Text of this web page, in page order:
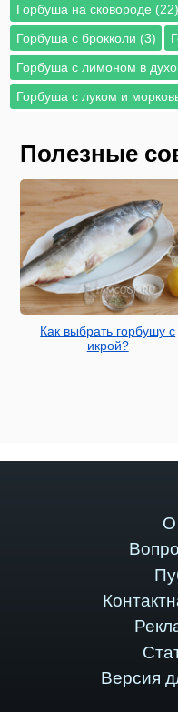
Горбуша на сковороде (22)
Горбуша с брокколи (3)
Горбуша с лимоном в
Горбуша с луком и
Полезные
Как выбрать горбушу с
икрой?
О
Версия